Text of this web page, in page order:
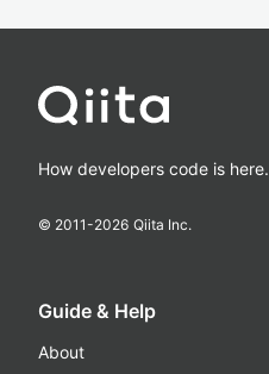
How developers code is here.
© 2011-2026 Qiita Inc.
Guide & Help
About